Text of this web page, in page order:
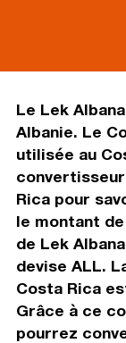
Le Lek
Albanie. Le
utilisée au
Rica pour
le montant
de Lek
devise ALL.
Costa Rica
Grâce à ce
pourrez